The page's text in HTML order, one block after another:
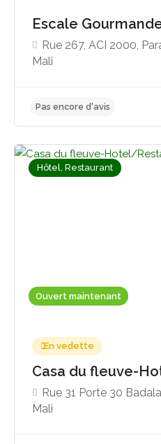
Escale
Rue 267, ACI 2000,
Mali
Ouvert maintenant
Hôtel, Restaurant
En vedette
Casa du fleuve-
Rue 31 Porte 30
Mali